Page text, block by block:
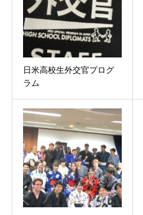
日米高校生外交官プログ
ラム